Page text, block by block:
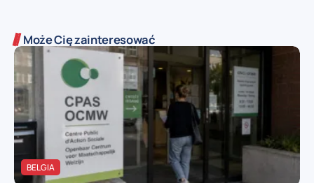
Może Cię zainteresować
BELGIA